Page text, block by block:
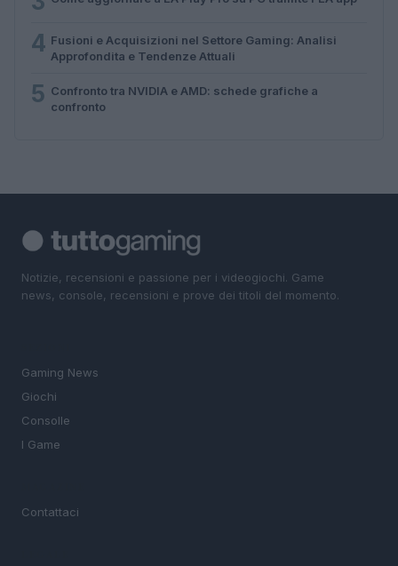
4 Fusioni e Acquisizioni nel Settore Gaming: Analisi
Approfondita e Tendenze Attuali
5 Confronto tra NVIDIA e AMD: schede grafiche a
confronto
Notizie, recensioni e passione per i videogiochi. Game
news, console, recensioni e prove dei titoli del momento.
Gaming News
Giochi
Consolle
I Game
Contattaci